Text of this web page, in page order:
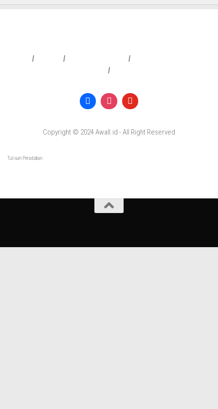
| | |
|
Copyright © 2024 Awall.id - All Right Reserved
Tulisan Peradaban